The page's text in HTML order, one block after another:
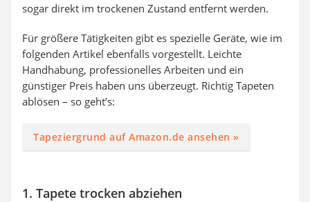
sogar direkt im trockenen Zustand entfernt werden.
Für größere Tätigkeiten gibt es spezielle Geräte, wie im
folgenden Artikel ebenfalls vorgestellt. Leichte
Handhabung, professionelles Arbeiten und ein
günstiger Preis haben uns überzeugt. Richtig Tapeten
ablösen – so geht’s:
Tapeziergrund auf Amazon.de ansehen »
1. Tapete trocken abziehen